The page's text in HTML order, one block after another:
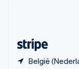
België